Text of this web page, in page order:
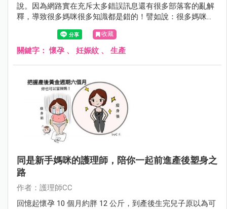
說。因為網路實在充斥太多錯誤訊息還有很多部落客的亂解
釋，導致很多媽咪很多知識都是錯的！譬如說：很多媽咪都
會問懷孕為何會出現妊娠紋呢？到底有沒有什麼方法可以避
免有妊娠紋產生？已經出現妊娠紋，是不是有辦法消除它？
這回CC就來幫大家剔除這些網路迷思吧～
收藏
關鍵字：懷孕 、 妊娠紋 、 生產
同是新手媽咪的護理師，陪你一起前進產後塑身之
路
作者：護理師CC
回憶起懷孕 10 個月約胖 12 公斤，到產後生完兒子原以為可